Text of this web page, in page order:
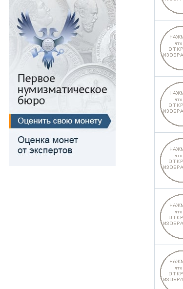
Золото
Серебро
Медь
Для Речи Посполитой